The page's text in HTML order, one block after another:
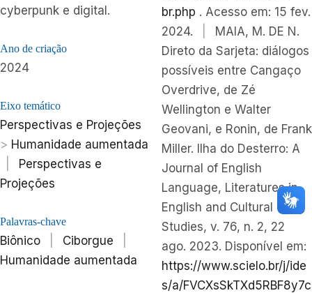
cyberpunk e digital.
Ano de criação
2024
Eixo temático
Perspectivas e Projeções
> Humanidade aumentada
Perspectivas e
Projeções
Palavras-chave
Biônico Ciborgue
Humanidade aumentada
br.php . Acesso em: 15 fev.
2024.
MAIA, M. DE N.
Direto da Sarjeta: diálogos
possíveis entre Cangaço
Overdrive, de Zé
Wellington e Walter
Geovani, e Ronin, de Frank
Miller. Ilha do Desterro: A
Journal of English
Language, Literatures in
English and Cultural
Studies, v. 76, n. 2, 22
ago. 2023. Disponível em:
https://www.scielo.br/j/ide
s/a/FVCXsSkTXd5RBF8y7c